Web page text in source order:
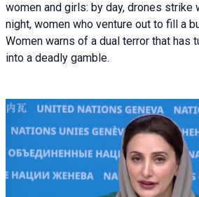
women and girls: by day, drones strike
night, women who venture out to fill a
Women warns of a dual terror that has
into a deadly gamble.